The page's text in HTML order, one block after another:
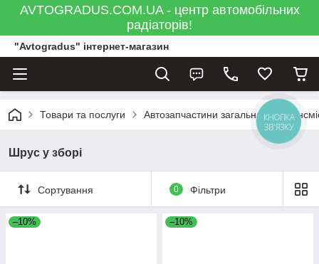
AVTOGRADUS.COM.UA - центр автомобільних
радіаторів!
"Avtogradus" інтернет-магазин
Товари та послуги Автозапчастини загальна
Шрус у зборі
Сортування 0 Фільтри
–10% –10%
КНОПКА
ЗВ'ЯЗКУ